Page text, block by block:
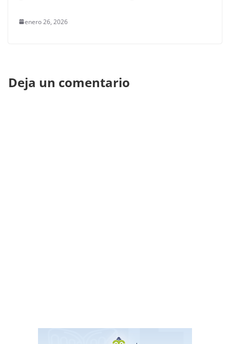
enero 26, 2026
Deja un comentario